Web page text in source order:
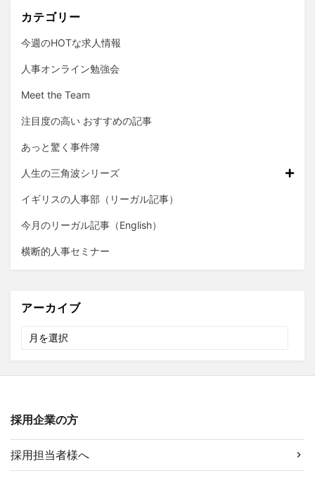
カテゴリー
今週のHOTな求人情報
人事オンライン勉強会
Meet the Team
注目度の高い おすすめの記事
あっと驚く事件簿
人生の三角波シリーズ
イギリスの人事部（リーガル記事）
今月のリーガル記事（English）
横断的人事セミナー
アーカイブ
イ
採用企業の方
採用担当者様へ